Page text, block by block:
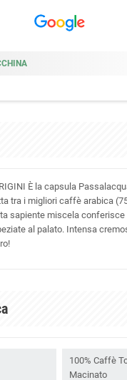
È la capsula
tra i migliori caffè arabica
sapiente miscela
al palato. Intensa
100% Caffè
Macinato